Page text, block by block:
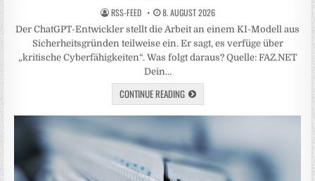
RSS-FEED 8. AUGUST 2026
Der ChatGPT-Entwickler stellt die Arbeit an einem KI-Modell aus
Sicherheitsgründen teilweise ein. Er sagt, es verfüge über
„kritische Cyberfähigkeiten“. Was folgt daraus? Quelle: FAZ.NET
Dein…
CONTINUE READING